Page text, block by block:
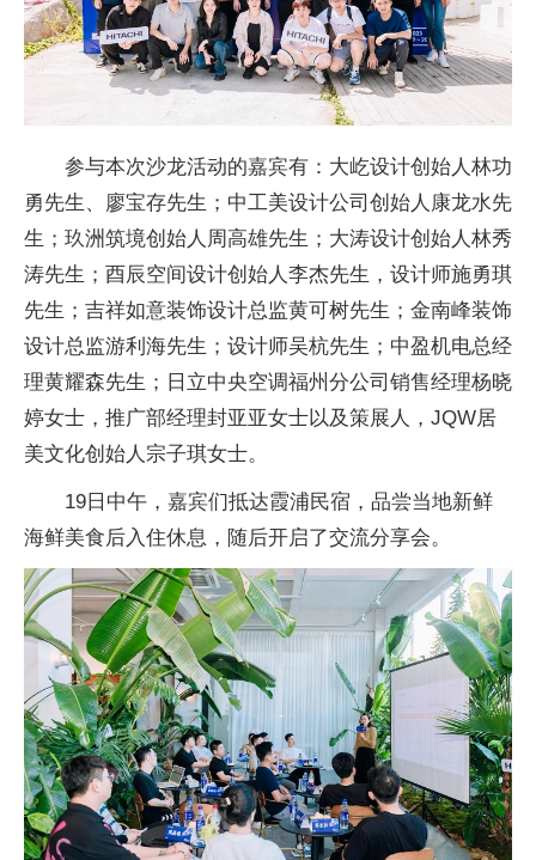
参与本次沙龙活动的嘉宾有：大屹设计创始人林功
勇先生、廖宝存先生；中工美设计公司创始人康龙水先
生；玖洲筑境创始人周高雄先生；大涛设计创始人林秀
涛先生；酉辰空间设计创始人李杰先生，设计师施勇琪
先生；吉祥如意装饰设计总监黄可树先生；金南峰装饰
设计总监游利海先生；设计师吴杭先生；中盈机电总经
理黄耀森先生；日立中央空调福州分公司销售经理杨晓
婷女士，推广部经理封亚亚女士以及策展人，JQW居
美文化创始人宗子琪女士。
19日中午，嘉宾们抵达霞浦民宿，品尝当地新鲜
海鲜美食后入住休息，随后开启了交流分享会。